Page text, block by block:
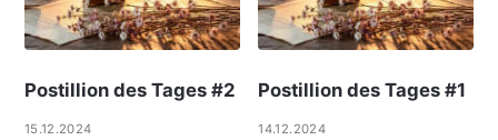
Postillion des Tages #2
15.12.2024
Postillion des Tages #1
14.12.2024